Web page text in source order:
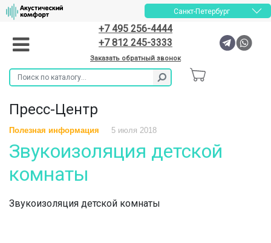
Санкт-Петербург
+7 495 256-4444
+7 812 245-3333
Заказать обратный звонок
Пресс-Центр
Полезная информация 5 июля 2018
Звукоизоляция детской
комнаты
Звукоизоляция детской комнаты